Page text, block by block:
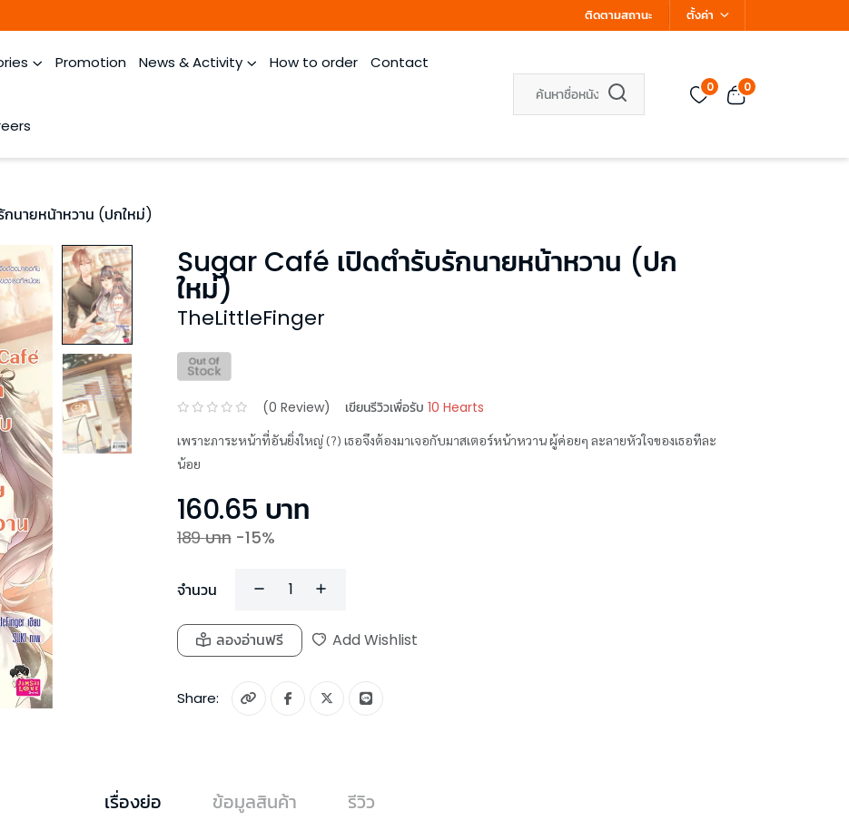
ติดตามสถานะ ตั้งค่า
Promotion News & Activity How to order Contact
0 0
นายหน้าหวาน (ปกใหม่)
Sugar Café เปิดตำรับรักนายหน้าหวาน (ปก
ใหม่)
TheLittleFinger
(0 Review) เขียนรีวิวเพื่อรับ 10 Hearts
เพราะภาระหน้าที่อันยิ่งใหญ่ (?) เธอจึงต้องมาเจอกับมาสเตอร์หน้าหวาน ผู้ค่อยๆ ละลายหัวใจของเธอทีละ
น้อย
160.65 บาท
189บาท -15%
จำนวน
ลองอ่านฟรี Add Wishlist
Share:
เรื่องย่อ ข้อมูลสินค้า รีวิว